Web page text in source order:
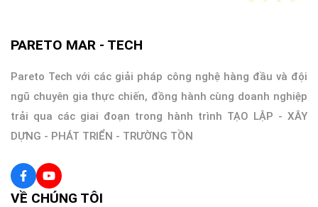
PARETO MAR - TECH
Pareto Tech với các giải pháp công nghệ hàng đầu và đội
ngũ chuyên gia thực chiến, đồng hành cùng doanh nghiệp
trải qua các giai đoạn trong hành trình TẠO LẬP - XÂY
DỰNG - PHÁT TRIỂN - TRƯỜNG TỒN
VỀ CHÚNG TÔI